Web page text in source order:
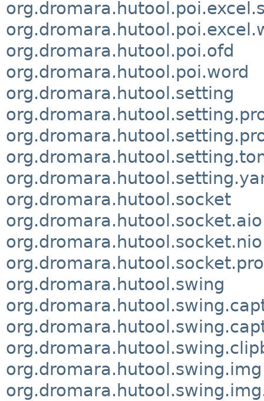
org.dromara.hutool.poi.ofd
org.dromara.hutool.poi.word
org.dromara.hutool.setting
org.dromara.hutool.socket
org.dromara.hutool.socket.aio
org.dromara.hutool.socket.nio
org.dromara.hutool.swing
org.dromara.hutool.swing.img